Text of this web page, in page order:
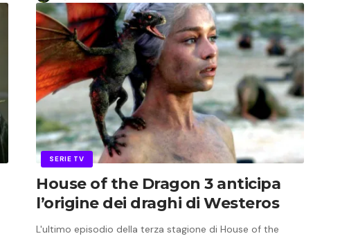
SERIE TV
House of the Dragon 3 anticipa
l’origine dei draghi di Westeros
L'ultimo episodio della terza stagione di House of the